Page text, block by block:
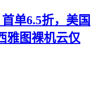
单6.5折，美国
雅图裸机云仅